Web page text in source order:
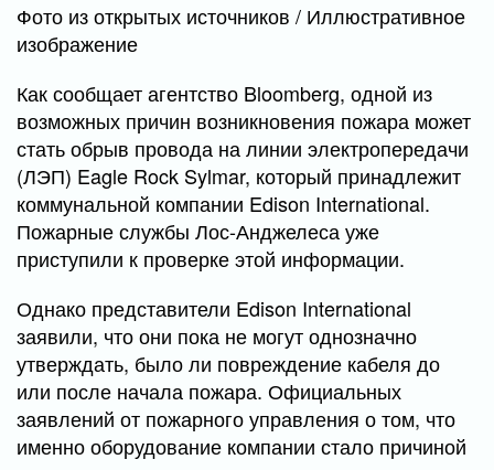
Фото из открытых источников / Иллюстративное
изображение
Как сообщает агентство Bloomberg, одной из
возможных причин возникновения пожара может
стать обрыв провода на линии электропередачи
(ЛЭП) Eagle Rock Sylmar, который принадлежит
коммунальной компании Edison International.
Пожарные службы Лос-Анджелеса уже
приступили к проверке этой информации.
Однако представители Edison International
заявили, что они пока не могут однозначно
утверждать, было ли повреждение кабеля до
или после начала пожара. Официальных
заявлений от пожарного управления о том, что
именно оборудование компании стало причиной